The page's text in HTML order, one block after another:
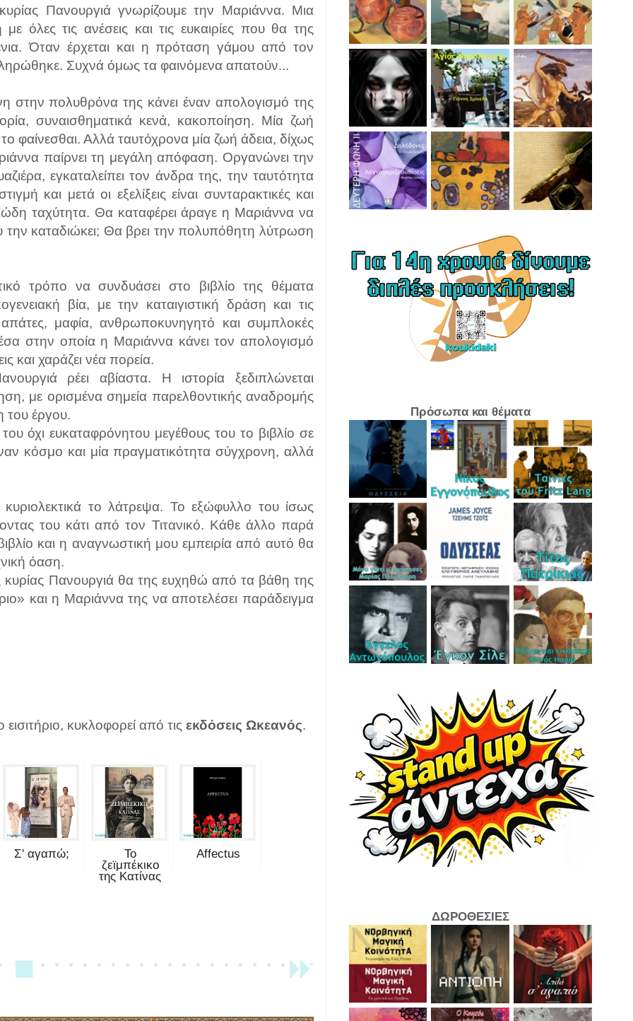
Πανουργιά γνωρίζουμε την Μαριάννα. Μια
όλες τις ανέσεις και τις ευκαιρίες που θα της
Όταν έρχεται και η πρόταση γάμου από τον
Συχνά όμως τα φαινόμενα απατούν...
στην πολυθρόνα της κάνει έναν απολογισμό της
συναισθηματικά κενά, κακοποίηση. Μία ζωή
φαίνεσθαι. Αλλά ταυτόχρονα μία ζωή άδεια, δίχως
παίρνει τη μεγάλη απόφαση. Οργανώνει την
εγκαταλείπει τον άνδρα της, την ταυτότητα
και μετά οι εξελίξεις είναι συνταρακτικές και
ταχύτητα. Θα καταφέρει άραγε η Μαριάννα να
καταδιώκει; Θα βρει την πολυπόθητη λύτρωση
τρόπο να συνδυάσει στο βιβλίο της θέματα
βία, με την καταιγιστική δράση και τις
μαφία, ανθρωποκυνηγητό και συμπλοκές
στην οποία η Μαριάννα κάνει τον απολογισμό
και χαράζει νέα πορεία.
ρέει αβίαστα. Η ιστορία ξεδιπλώνεται
με ορισμένα σημεία παρελθοντικής αναδρομής
του έργου.
όχι ευκαταφρόνητου μεγέθους του το βιβλίο σε
κόσμο και μία πραγματικότητα σύγχρονη, αλλά
το λάτρεψα. Το εξώφυλλο του ίσως
του κάτι από τον Τιτανικό. Κάθε άλλο παρά
και η αναγνωστική μου εμπειρία από αυτό θα
όαση.
κυρίας Πανουργιά θα της ευχηθώ από τα βάθη της
και η Μαριάννα της να αποτελέσει παράδειγμα
κυκλοφορεί από τις εκδόσεις Ωκεανός.
Σ' αγαπώ;
Το
ζεϊμπέκικο
της Κατίνας
Affectus
Πρόσωπα και θέματα
ΔΩΡΟΘΕΣΙΕΣ